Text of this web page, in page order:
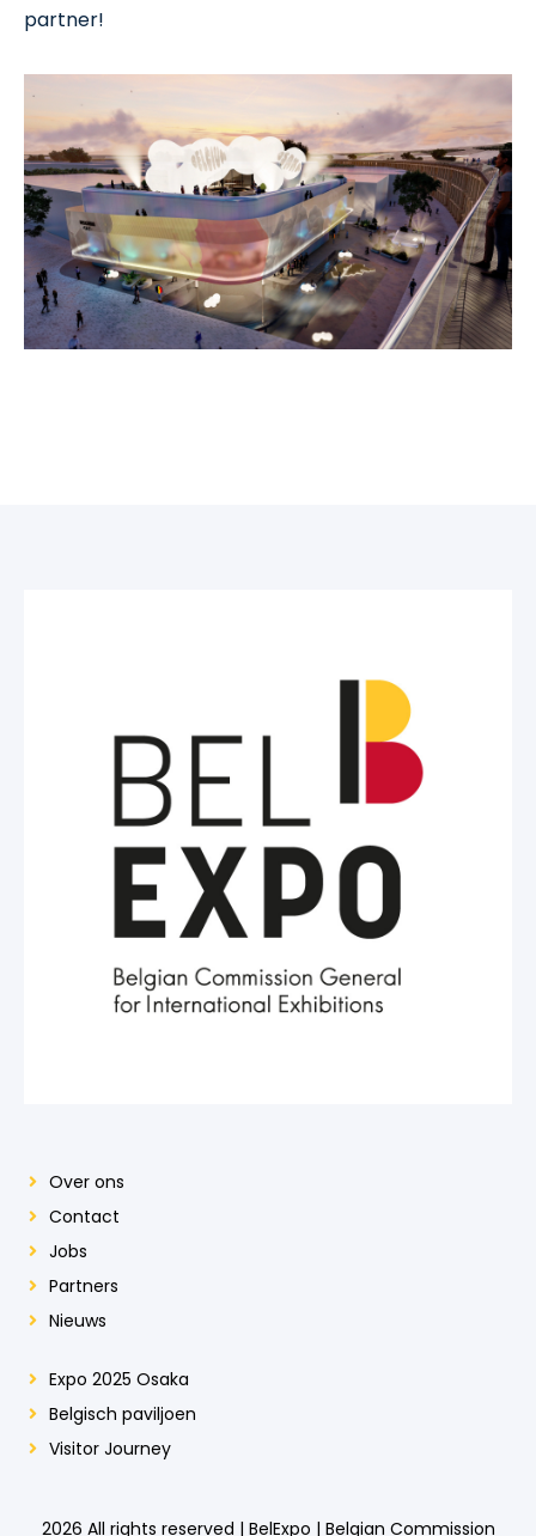
partner!
Over ons
Contact
Jobs
Partners
Nieuws
Expo 2025 Osaka
Belgisch paviljoen
Visitor Journey
2026 All rights reserved | BelExpo | Belgian Commission